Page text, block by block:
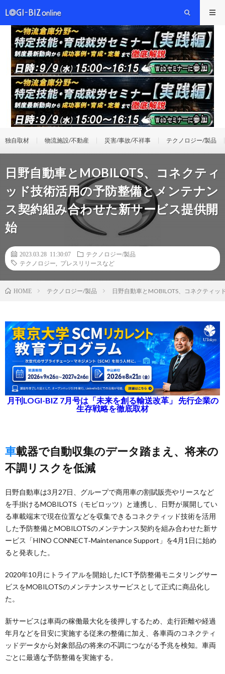
独自取材 物流施設/不動産 災害/事故/不祥事 テクノロジー/製品
日野自動車とMOBILOTS、コネクティ
ッド技術活用の予防整備とメンテナン
ス契約組み合わせた新サービス提供開
始
2023.03.28 11:30:07
テクノロジー/製品
テクノロジー
プレスリリースなど
HOME テクノロジー/製品 日野自動車とMOBILOTS、コネクティ
月刊LOGI-BIZ 7月号は「未来を創る輸送改革」 先行企業の
生存戦略を徹底取材
車載器で自動収集のデータ踏まえ、将来の
不調リスクを低減
日野自動車は3月27日、グループで商用車の割賦販売やリースなど
を手掛けるMOBILOTS（モビロッツ）と連携し、日野が展開してい
る車載端末で現在位置などを収集できるコネクティッド技術を活用
した予防整備とMOBILOTSのメンテナンス契約を組み合わせた新サ
ービス「HINO CONNECT‐Maintenance Support」を4月1日に始め
ると発表した。
2020年10月にトライアルを開始したICT予防整備モニタリングサー
ビスをMOBILOTSのメンテナンスサービスとして正式に商品化し
た。
新サービスは車両の稼働最大化を後押しするため、走行距離や経過
年月などを目安に実施する従来の整備に加え、各車両のコネクティ
ッドデータから対象部品の将来の不調につながる予兆を検知。車両
ごとに最適な予防整備を実施する。